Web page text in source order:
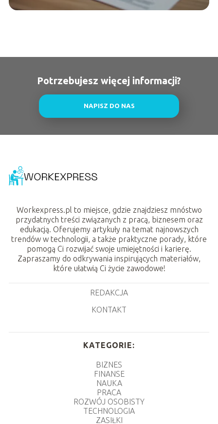
Potrzebujesz więcej informacji?
NAPISZ DO NAS
Workexpress.pl to miejsce, gdzie znajdziesz mnóstwo
przydatnych treści związanych z pracą, biznesem oraz
edukacją. Oferujemy artykuły na temat najnowszych
trendów w technologii, a także praktyczne porady, które
pomogą Ci rozwijać swoje umiejętności i karierę.
Zapraszamy do odkrywania inspirujących materiałów,
które ułatwią Ci życie zawodowe!
REDAKCJA
KONTAKT
KATEGORIE:
BIZNES
FINANSE
NAUKA
PRACA
ROZWÓJ OSOBISTY
TECHNOLOGIA
ZASIŁKI